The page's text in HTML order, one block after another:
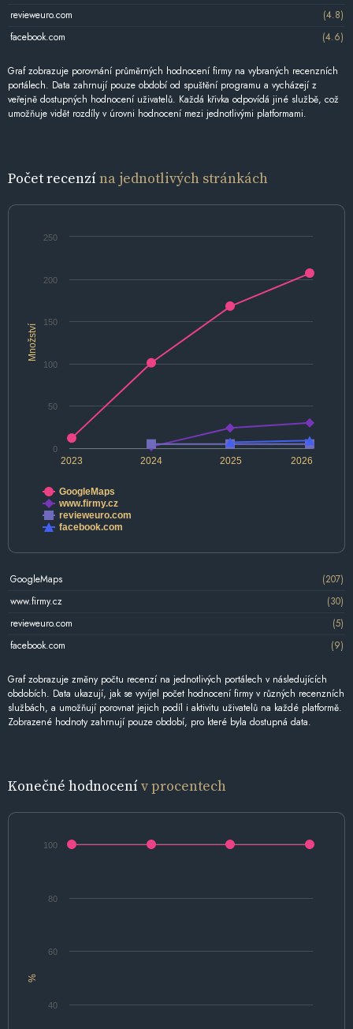
revieweuro.com
(4.8)
facebook.com
(4.6)
Graf zobrazuje porovnání průměrných hodnocení firmy na vybraných recenzních
portálech. Data zahrnují pouze období od spuštění programu a vycházejí z
veřejně dostupných hodnocení uživatelů. Každá křivka odpovídá jiné službě, což
umožňuje vidět rozdíly v úrovni hodnocení mezi jednotlivými platformami.
Počet recenzína jednotlivých stránkách
Množství
2024 2026
2023 2025
0
50
100
150
200
250
GoogleMaps
www.firmy.cz
revieweuro.com
facebook.com
GoogleMaps
(207)
www.firmy.cz
(30)
revieweuro.com
(5)
facebook.com
(9)
Graf zobrazuje změny počtu recenzí na jednotlivých portálech v následujících
obdobích. Data ukazují, jak se vyvíjel počet hodnocení firmy v různých recenzních
službách, a umožňují porovnat jejich podíl i aktivitu uživatelů na každé platformě.
Zobrazené hodnoty zahrnují pouze období, pro které byla dostupná data.
Konečné hodnocenív procentech
%
40
60
80
100